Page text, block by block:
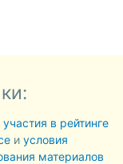
в рейтинге
и условия
материалов